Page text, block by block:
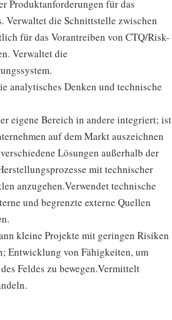
Produktanforderungen für das
Verwaltet die Schnittstelle zwischen
für das Vorantreiben von CTQ/Risk-
Verwaltet die
analytisches Denken und technische
eigene Bereich in andere integriert; ist
auf dem Markt auszeichnen
Lösungen außerhalb der
mit technischer
anzugehen.Verwendet technische
und begrenzte externe Quellen
kleine Projekte mit geringen Risiken
Entwicklung von Fähigkeiten, um
Feldes zu bewegen.Vermittelt